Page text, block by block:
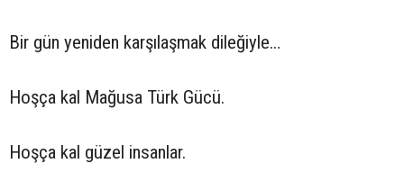
Bir gün yeniden karşılaşmak dileğiyle…
Hoşça kal Mağusa Türk Gücü.
Hoşça kal güzel insanlar.